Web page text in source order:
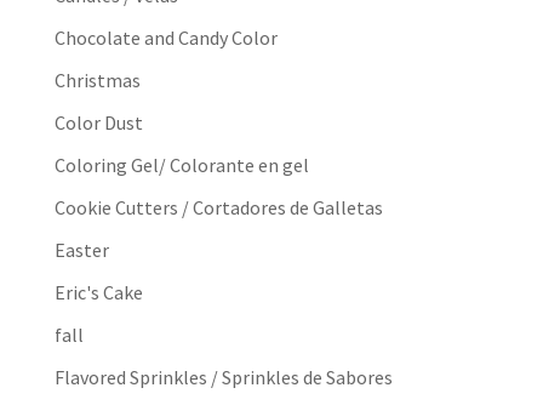
Chocolate and Candy Color
Christmas
Color Dust
Coloring Gel/ Colorante en gel
Cookie Cutters / Cortadores de Galletas
Easter
Eric's Cake
fall
Flavored Sprinkles / Sprinkles de Sabores